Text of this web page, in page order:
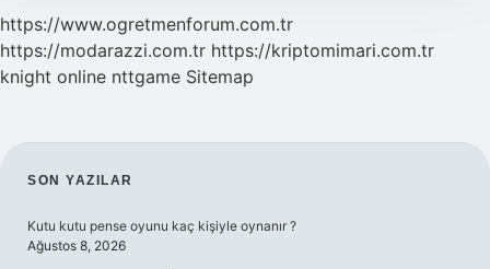
https://www.ogretmenforum.com.tr
https://modarazzi.com.tr https://kriptomimari.com.tr
knight online nttgame Sitemap
SIDEBAR
SON YAZILAR
Kutu kutu pense oyunu kaç kişiyle oynanır ?
Ağustos 8, 2026